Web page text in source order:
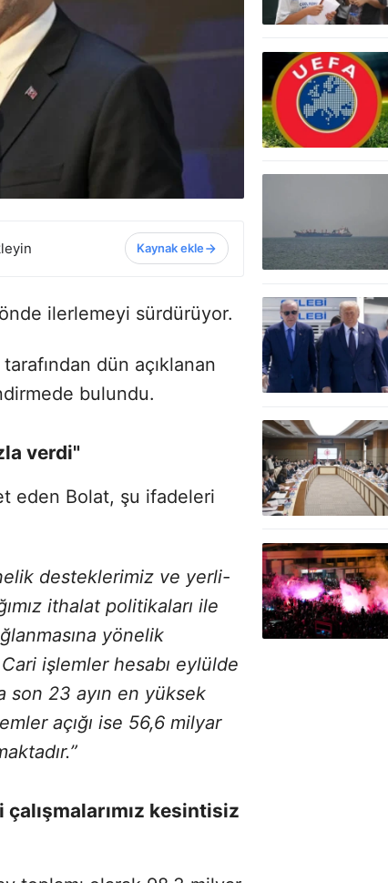
Kaynak ekle
ilerlemeyi sürdürüyor.
dün açıklanan
bulundu.
verdi"
eden Bolat, şu ifadeleri
desteklerimiz ve yerli-
ithalat politikaları ile
yönelik
Cari işlemler hesabı eylülde
son 23 ayın en yüksek
açığı ise 56,6 milyar
kesintisiz